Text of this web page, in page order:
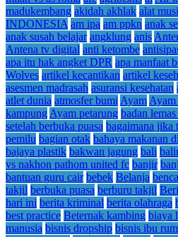
madukembang akidah akhlak alat
INDONESIA am ipa am ppkn anak
anak susah belajar angklung anis
Antena tv digital anti ketombe
apa itu hak angket DPR apa manfaat
Wolves artikel kecantikan artikel
asesmen madrasah asuransi kesehatan
atlet dunia atmosfer bumi Ayam
kampung Ayam petarung badan
setelah berbuka puasa bagaimana jika
pemilu bagian otak bahaya makanan
bajaya plastik bakwan jagung bali
vs nakhon pathom united fc banjir
bantuan guru cair bebek Belanja
takjil berbuka puasa berburu takjil
hari ini berita kriminal berita olahraga
best practice Beternak kambing biaya
manusia bisnis dropship bisnis ibu